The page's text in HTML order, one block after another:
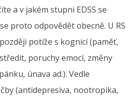
a v jakém stupni EDSS se
proto odpovědět obecně. U RS
potíže s kognicí (paměť,
poruchy emocí, změny
únava ad.). Vedle
(antidepresiva, nootropika,